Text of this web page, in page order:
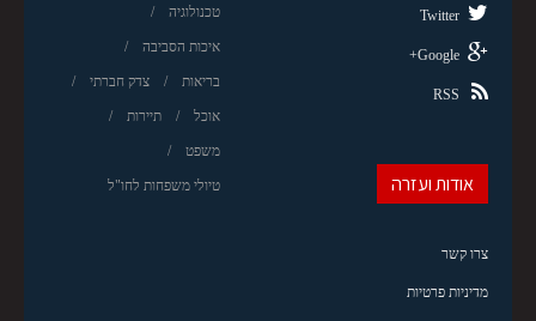
טכנולוגיה
איכות הסביבה
בריאות צדק חברתי
אוכל תיירות
משפט
טיולי משפחות לחו"ל
Twitter
Google+
RSS
אודות ועזרה
צרו קשר
מדיניות פרטיות